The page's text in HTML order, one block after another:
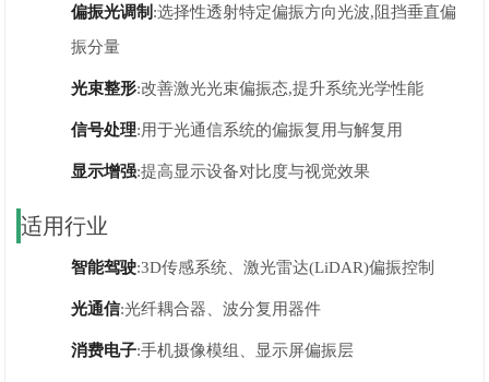
偏振光调制 :选择性透射特定偏振方向光波,阻挡垂直偏
振分量
光束整形:改善激光光束偏振态,提升系统光学性能
信号处理:用于光通信系统的偏振复用与解复用
显示增强:提高显示设备对比度与视觉效果
适用行业
智能驾驶:3D传感系统、激光雷达(LiDAR)偏振控制
光通信:光纤耦合器、波分复用器件
消费电子:手机摄像模组、显示屏偏振层